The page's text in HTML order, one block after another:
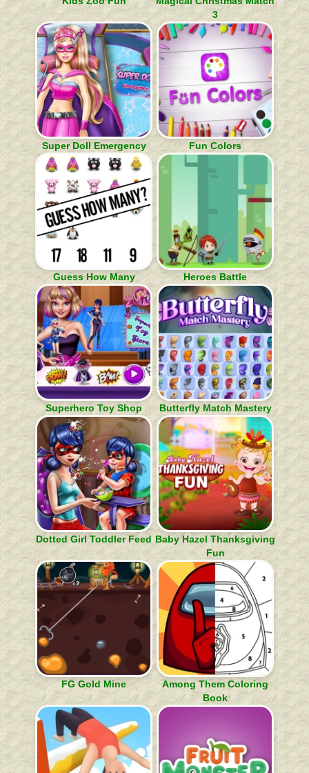
3
Super Doll Emergency Fun Colors
Guess How Many Heroes Battle
Superhero Toy Shop Butterfly Match Mastery
Dotted Girl Toddler Feed Baby Hazel Thanksgiving
Fun
FG Gold Mine
Among Them Coloring
Book